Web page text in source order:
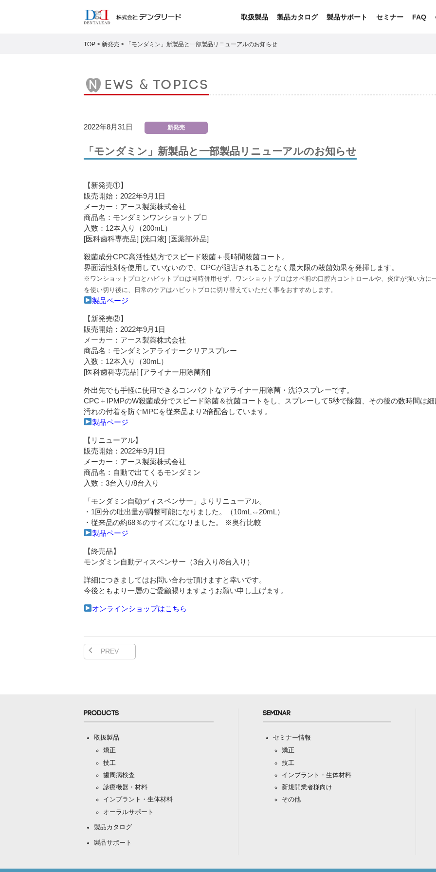
取扱製品 製品カタログ 製品サポート セミナー FAQ
TOP > 新発売 > 「モンダミン」新製品と一部製品リニューアルのお知らせ
news & topics
2022年8月31日 新発売
「モンダミン」新製品と一部製品リニューアルのお知らせ
【新発売①】
販売開始：2022年9月1日
メーカー：アース製薬株式会社
商品名：モンダミンワンショットプロ
入数：12本入り（200mL）
[医科歯科専売品] [洗口液] [医薬部外品]
殺菌成分CPC高活性処方でスピード殺菌＋長時間殺菌コート。
界面活性剤を使用していないので、CPCが阻害されることなく最大限の殺菌効果を発揮します。
※ワンショットプロとハビットプロは同時併用せず、ワンショットプロはオペ前の口腔内コントロールや、炎症が強い方に
を使い切り後に、日常のケアはハビットプロに切り替えていただく事をおすすめします。
製品ページ
【新発売②】
販売開始：2022年9月1日
メーカー：アース製薬株式会社
商品名：モンダミンアライナークリアスプレー
入数：12本入り（30mL）
[医科歯科専売品] [アライナー用除菌剤]
外出先でも手軽に使用できるコンパクトなアライナー用除菌・洗浄スプレーです。
CPC＋IPMPのW殺菌成分でスピード除菌＆抗菌コートをし、スプレーして5秒で除菌、その後の数時間は
汚れの付着を防ぐMPCを従来品より2倍配合しています。
製品ページ
【リニューアル】
販売開始：2022年9月1日
メーカー：アース製薬株式会社
商品名：自動で出てくるモンダミン
入数：3台入り/8台入り
「モンダミン自動ディスペンサー」よりリニューアル。
・1回分の吐出量が調整可能になりました。（10mL⇔20mL）
・従来品の約68％のサイズになりました。 ※奥行比較
製品ページ
【終売品】
モンダミン自動ディスペンサー（3台入り/8台入り）
詳細につきましてはお問い合わせ頂けますと幸いです。
今後ともより一層のご愛顧賜りますようお願い申し上げます。
オンラインショップはこちら
PREV
PRODUCTS
取扱製品
矯正
技工
歯周病検査
診療機器・材料
インプラント・生体材料
オーラルサポート
製品カタログ
製品サポート
SEMINAR
セミナー情報
矯正
技工
インプラント・生体材料
新規開業者様向け
その他